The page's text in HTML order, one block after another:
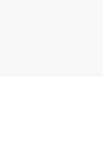
く、もっと快適に！暑さ対
しました♪＼…